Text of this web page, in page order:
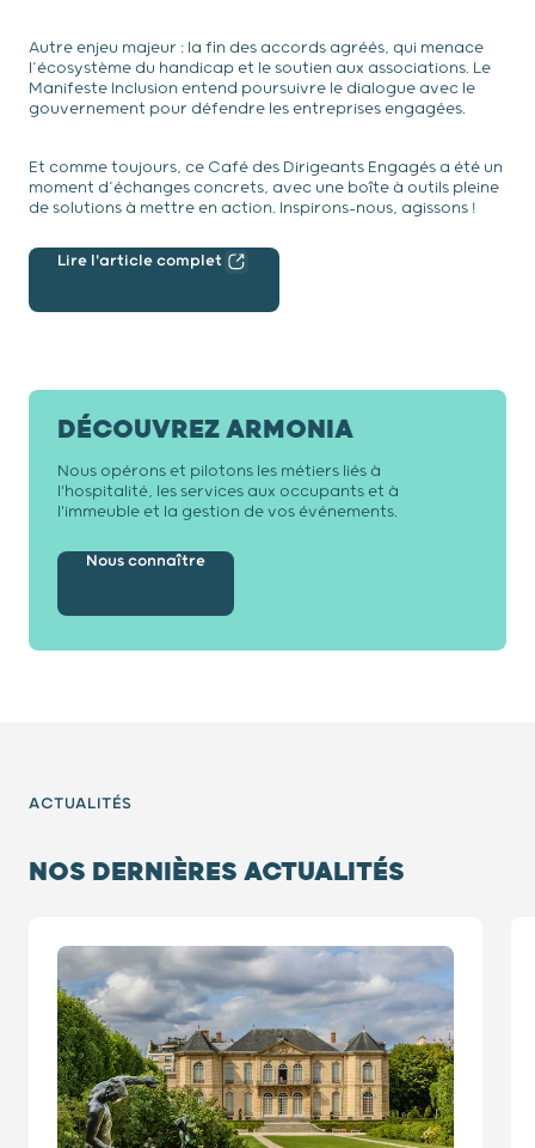
Autre enjeu majeur : la fin des accords agréés, qui menace
l’écosystème du handicap et le soutien aux associations. Le
Manifeste Inclusion entend poursuivre le dialogue avec le
gouvernement pour défendre les entreprises engagées.
Et comme toujours, ce Café des Dirigeants Engagés a été un
moment d’échanges concrets, avec une boîte à outils pleine
de solutions à mettre en action. Inspirons-nous, agissons !
Lire l'article complet
DÉCOUVREZ ARMONIA
Nous opérons et pilotons les métiers liés à
l'hospitalité, les services aux occupants et à
l'immeuble et la gestion de vos événements.
Nous connaître
ACTUALITÉS
NOS DERNIÈRES ACTUALITÉS